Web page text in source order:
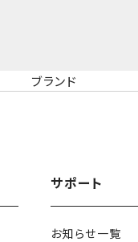
ブランド
サポート
お知らせ一覧